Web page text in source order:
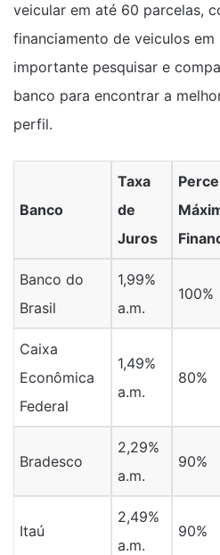
veicular em até 60 parcelas,
financiamento de veiculos em
importante pesquisar e
banco para encontrar a
perfil.
Banco
Taxa
de
Juros
Banco do
Brasil
1,99%
a.m.
100%
Caixa
Econômica
Federal
1,49%
a.m.
80%
Bradesco
2,29%
a.m.
90%
Itaú
2,49%
a.m.
90%